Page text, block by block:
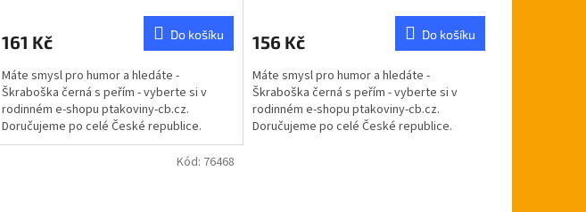
161 Kč Do košíku
Máte smysl pro humor a hledáte -
Škraboška černá s peřím - vyberte si v
rodinném e-shopu ptakoviny-cb.cz.
Doručujeme po celé České republice.
Škraboška černá s peřím.
156 Kč Do košíku
Máte smysl pro humor a hledáte -
Škraboška černá s peřím - vyberte si v
rodinném e-shopu ptakoviny-cb.cz.
Doručujeme po celé České republice.
Kód: 76468